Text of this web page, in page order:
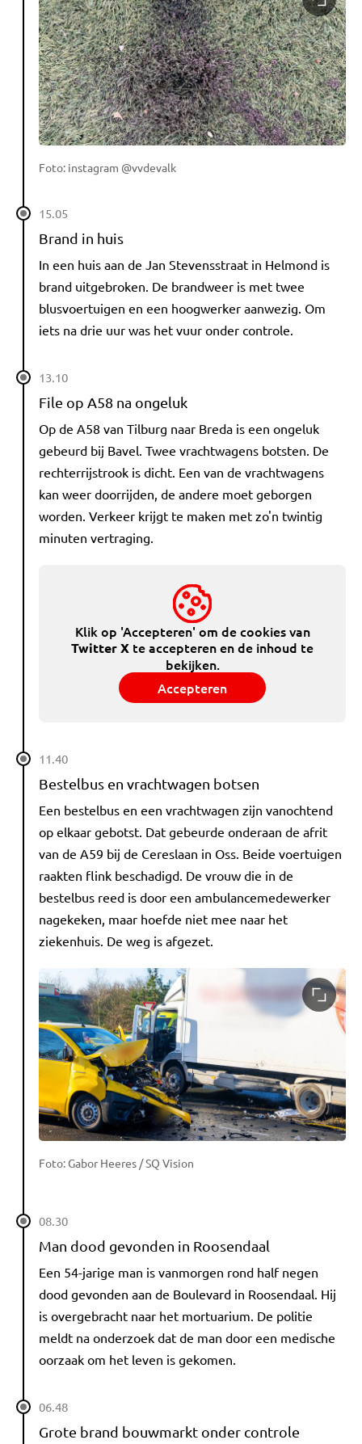
Foto: instagram @vvdevalk
15.05
Brand in huis
In een huis aan de Jan Stevensstraat in Helmond is
brand uitgebroken. De brandweer is met twee
blusvoertuigen en een hoogwerker aanwezig. Om
iets na drie uur was het vuur onder controle.
13.10
File op A58 na ongeluk
Op de A58 van Tilburg naar Breda is een ongeluk
gebeurd bij Bavel. Twee vrachtwagens botsten. De
rechterrijstrook is dicht. Een van de vrachtwagens
kan weer doorrijden, de andere moet geborgen
worden. Verkeer krijgt te maken met zo'n twintig
minuten vertraging.
Klik op 'Accepteren' om de cookies van
Twitter X te accepteren en de inhoud te
bekijken.
Accepteren
11.40
Bestelbus en vrachtwagen botsen
Een bestelbus en een vrachtwagen zijn vanochtend
op elkaar gebotst. Dat gebeurde onderaan de afrit
van de A59 bij de Cereslaan in Oss. Beide voertuigen
raakten flink beschadigd. De vrouw die in de
bestelbus reed is door een ambulancemedewerker
nagekeken, maar hoefde niet mee naar het
ziekenhuis. De weg is afgezet.
Foto: Gabor Heeres / SQ Vision
08.30
Man dood gevonden in Roosendaal
Een 54-jarige man is vanmorgen rond half negen
dood gevonden aan de Boulevard in Roosendaal. Hij
is overgebracht naar het mortuarium. De politie
meldt na onderzoek dat de man door een medische
oorzaak om het leven is gekomen.
06.48
Grote brand bouwmarkt onder controle